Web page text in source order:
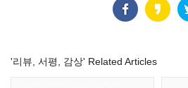
'리뷰, 서평, 감상' Related Articles